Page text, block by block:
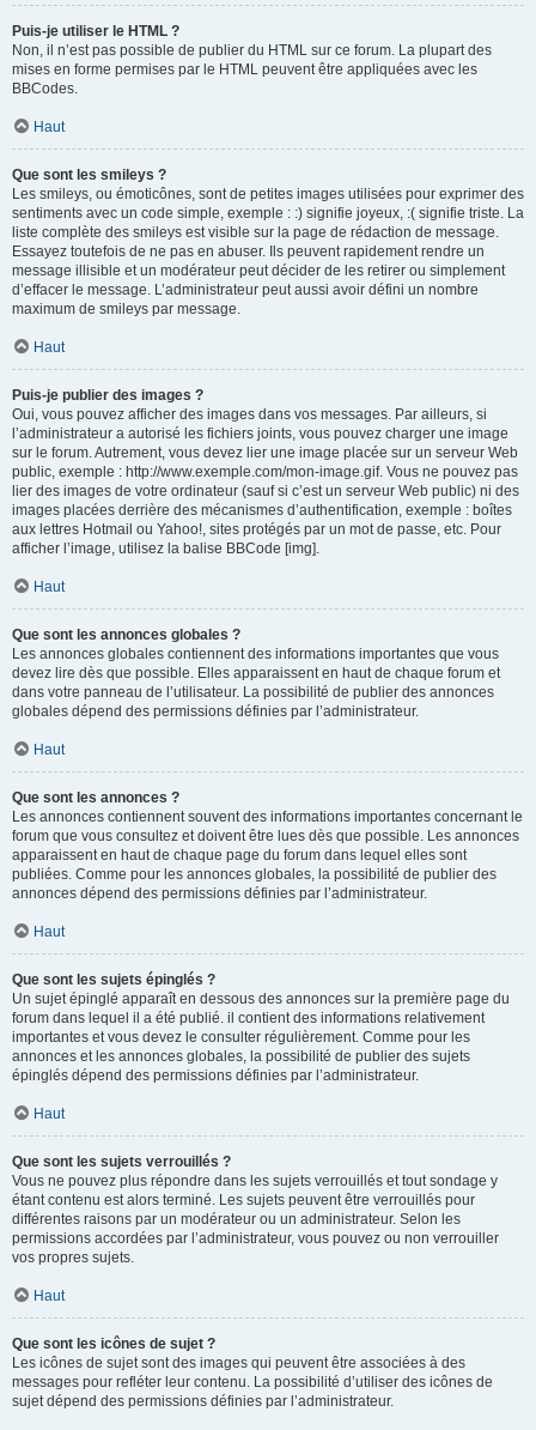
Puis-je utiliser le HTML ?
Non, il n’est pas possible de publier du HTML sur ce forum. La plupart des
mises en forme permises par le HTML peuvent être appliquées avec les
BBCodes.
Haut
Que sont les smileys ?
Les smileys, ou émoticônes, sont de petites images utilisées pour exprimer des
sentiments avec un code simple, exemple : :) signifie joyeux, :( signifie triste. La
liste complète des smileys est visible sur la page de rédaction de message.
Essayez toutefois de ne pas en abuser. Ils peuvent rapidement rendre un
message illisible et un modérateur peut décider de les retirer ou simplement
d’effacer le message. L’administrateur peut aussi avoir défini un nombre
maximum de smileys par message.
Haut
Puis-je publier des images ?
Oui, vous pouvez afficher des images dans vos messages. Par ailleurs, si
l’administrateur a autorisé les fichiers joints, vous pouvez charger une image
sur le forum. Autrement, vous devez lier une image placée sur un serveur Web
public, exemple : http://www.exemple.com/mon-image.gif. Vous ne pouvez pas
lier des images de votre ordinateur (sauf si c’est un serveur Web public) ni des
images placées derrière des mécanismes d’authentification, exemple : boîtes
aux lettres Hotmail ou Yahoo!, sites protégés par un mot de passe, etc. Pour
afficher l’image, utilisez la balise BBCode [img].
Haut
Que sont les annonces globales ?
Les annonces globales contiennent des informations importantes que vous
devez lire dès que possible. Elles apparaissent en haut de chaque forum et
dans votre panneau de l’utilisateur. La possibilité de publier des annonces
globales dépend des permissions définies par l’administrateur.
Haut
Que sont les annonces ?
Les annonces contiennent souvent des informations importantes concernant le
forum que vous consultez et doivent être lues dès que possible. Les annonces
apparaissent en haut de chaque page du forum dans lequel elles sont
publiées. Comme pour les annonces globales, la possibilité de publier des
annonces dépend des permissions définies par l’administrateur.
Haut
Que sont les sujets épinglés ?
Un sujet épinglé apparaît en dessous des annonces sur la première page du
forum dans lequel il a été publié. il contient des informations relativement
importantes et vous devez le consulter régulièrement. Comme pour les
annonces et les annonces globales, la possibilité de publier des sujets
épinglés dépend des permissions définies par l’administrateur.
Haut
Que sont les sujets verrouillés ?
Vous ne pouvez plus répondre dans les sujets verrouillés et tout sondage y
étant contenu est alors terminé. Les sujets peuvent être verrouillés pour
différentes raisons par un modérateur ou un administrateur. Selon les
permissions accordées par l’administrateur, vous pouvez ou non verrouiller
vos propres sujets.
Haut
Que sont les icônes de sujet ?
Les icônes de sujet sont des images qui peuvent être associées à des
messages pour refléter leur contenu. La possibilité d’utiliser des icônes de
sujet dépend des permissions définies par l’administrateur.